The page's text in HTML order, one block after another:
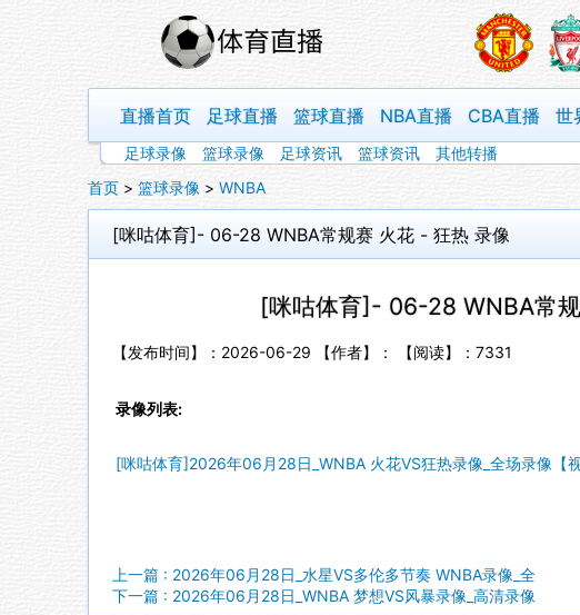
直播首页 足球直播 篮球直播 NBA直播 CBA直播 世
足球录像 篮球录像 足球资讯 篮球资讯
其他转播
首页 > 篮球录像 > WNBA
[咪咕体育]- 06-28 WNBA常规赛 火花 - 狂热 录像
[咪咕体育]- 06-28 WNBA常
【发布时间】：2026-06-29 【作者】： 【阅读】： 7331
录像列表:
[咪咕体育]2026年06月28日_WNBA 火花VS狂热录像_全场录像【视
上一篇 : 2026年06月28日_水星VS多伦多节奏 WNBA录像_全
下一篇 : 2026年06月28日_WNBA 梦想VS风暴录像_高清录像